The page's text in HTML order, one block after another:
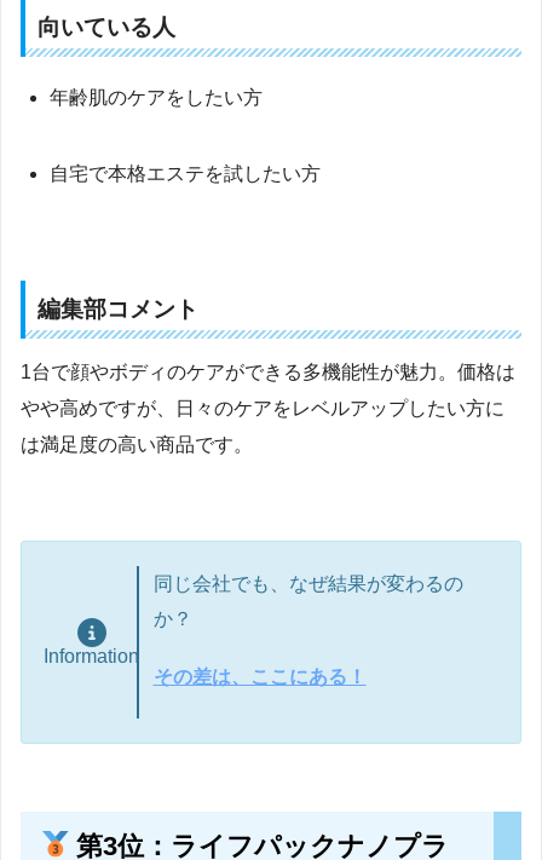
向いている人
年齢肌のケアをしたい方
自宅で本格エステを試したい方
編集部コメント
1台で顔やボディのケアができる多機能性が魅力。価格は
やや高めですが、日々のケアをレベルアップしたい方に
は満足度の高い商品です。
Information
同じ会社でも、なぜ結果が変わるの
か？
その差は、ここにある！
第3位：ライフパックナノプラ